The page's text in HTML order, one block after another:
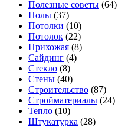
Полезные советы (64)
Полы (37)
Потолки (10)
Потолок (22)
Прихожая (8)
Сайдинг (4)
Стекло (8)
Стены (40)
Строительство (87)
Стройматериалы (24)
Тепло (10)
Штукатурка (28)